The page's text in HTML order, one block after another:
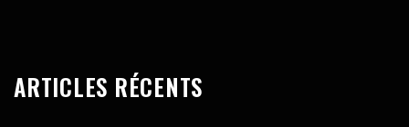
ARTICLES RÉCENTS